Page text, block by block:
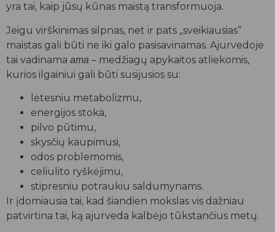
yra tai, kaip jūsų kūnas maistą transformuoja.
Jeigu virškinimas silpnas, net ir pats „sveikiausias“
maistas gali būti ne iki galo pasisavinamas. Ajurvedoje
tai vadinama ama – medžiagų apykaitos atliekomis,
kurios ilgainiui gali būti susijusios su:
lėtesniu metabolizmu,
energijos stoka,
pilvo pūtimu,
skysčių kaupimusi,
odos problemomis,
celiulito ryškėjimu,
stipresniu potraukiu saldumynams.
Ir įdomiausia tai, kad šiandien mokslas vis dažniau
patvirtina tai, ką ajurveda kalbėjo tūkstančius metų.